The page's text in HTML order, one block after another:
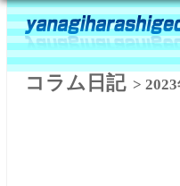
コラム日記> 2023